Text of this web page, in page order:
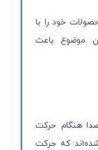
خود را با
موضوع باعث
هنگام حرکت
که حرکت